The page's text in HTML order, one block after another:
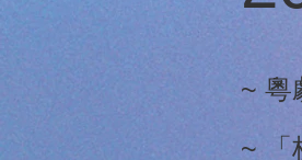
~ 粵
~ 「